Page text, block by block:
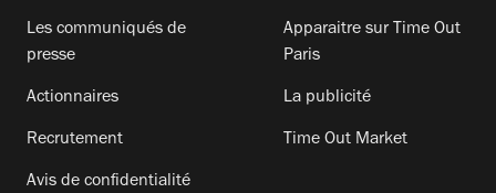
Les communiqués de
presse
Actionnaires
Recrutement
Avis de confidentialité
Apparaitre sur Time Out
Paris
La publicité
Time Out Market